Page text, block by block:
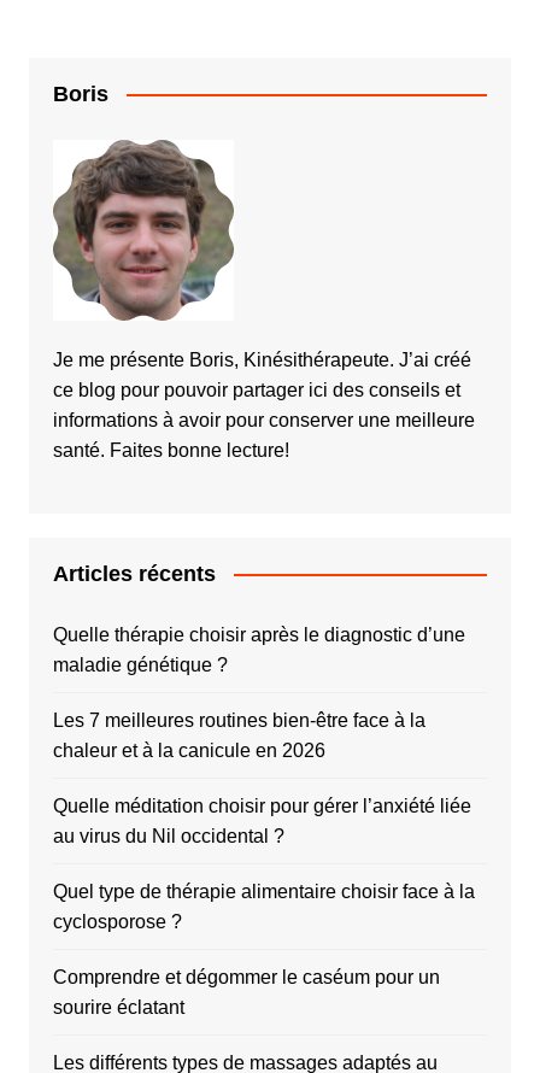
Boris
Je me présente Boris, Kinésithérapeute. J’ai créé
ce blog pour pouvoir partager ici des conseils et
informations à avoir pour conserver une meilleure
santé. Faites bonne lecture!
Articles récents
Quelle thérapie choisir après le diagnostic d’une
maladie génétique ?
Les 7 meilleures routines bien-être face à la
chaleur et à la canicule en 2026
Quelle méditation choisir pour gérer l’anxiété liée
au virus du Nil occidental ?
Quel type de thérapie alimentaire choisir face à la
cyclosporose ?
Comprendre et dégommer le caséum pour un
sourire éclatant
Les différents types de massages adaptés au